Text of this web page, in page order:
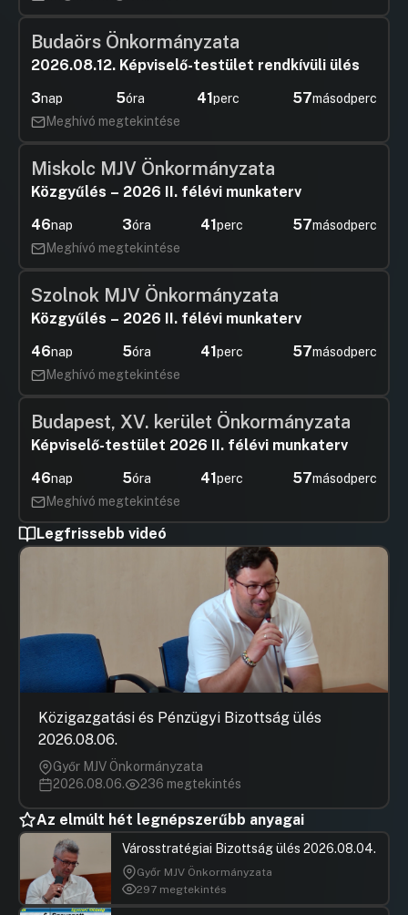
20. A KISKŐRÖS ÉS AKASZTÓ KÖZÖTT
MEGVALÓSULT KERÉKPÁRÚT
TÉRÍTÉSMENTES ÁTVÉTELE
Hozzászólások
tájékoztatók, bejelentések
Budaörs Önkormányzata
2026.08.12. Képviselő-testület rendkívüli ülés
3nap 5óra 41perc 56másodperc
Meghívó megtekintése
Miskolc MJV Önkormányzata
Közgyűlés – 2026 II. félévi munkaterv
46nap 3óra 41perc 56másodperc
Meghívó megtekintése
Szolnok MJV Önkormányzata
Közgyűlés – 2026 II. félévi munkaterv
46nap 5óra 41perc 56másodperc
Meghívó megtekintése
Budapest, XV. kerület Önkormányzata
Képviselő-testület 2026 II. félévi munkaterv
46nap 5óra 41perc 56másodperc
Meghívó megtekintése
Legfrissebb videó
Közigazgatási és Pénzügyi Bizottság ülés
2026.08.06.
Győr MJV Önkormányzata
2026.08.06.
236 megtekintés
Az elmúlt hét legnépszerűbb anyagai
Városstratégiai Bizottság ülés 2026.08.04.
Győr MJV Önkormányzata
297 megtekintés